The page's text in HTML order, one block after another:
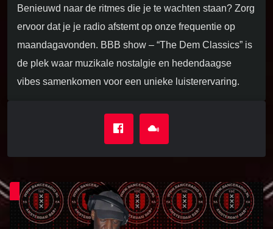
Benieuwd naar de ritmes die je te wachten staan? Zorg
ervoor dat je je radio afstemt op onze frequentie op
maandagavonden. BBB show – “The Dem Classics” is
de plek waar muzikale nostalgie en hedendaagse
vibes samenkomen voor een unieke luisterervaring.